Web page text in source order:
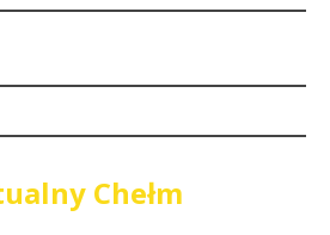
Chełm